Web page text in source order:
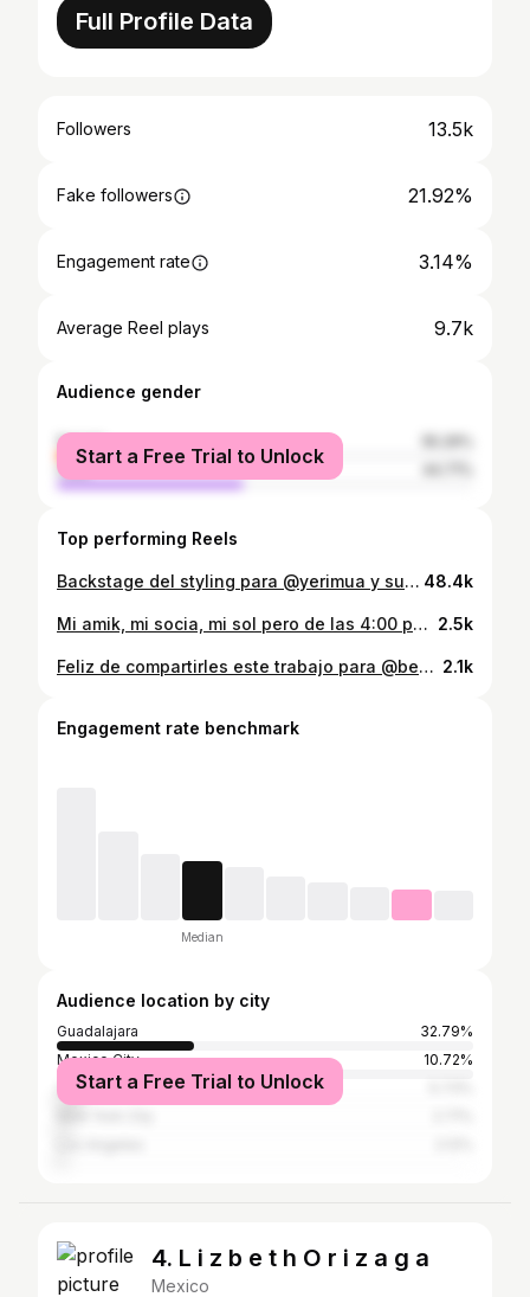
Full Profile Data
Followers 13.5k
Fake followers 21.92%
Engagement rate 3.14%
Average Reel plays 9.7k
Audience gender
female
male
Start a Free Trial to Unlock
Top performing Reels
Backstage del styling para @yerimua y su colaboración con @beautycreations.cosmetics 💖 maquillaje por el increíble @ltorresbeauty peinado por @cesarehl producción @bersagio ✨ #finalinesperado 48.4k
Mi amik, mi socia, mi sol pero de las 4:00 pm ¡ay KHE! @mariana_zaragoza te quiero mucho eres humilde mi chiquita por más proyectos juntos donde la diversión, el ri ri y nuestras mamis siempre nos acompañen 💛 Gracias @cristi_rosell 📸 @alice_ocer @nhcollectionguadalajara @propom_pr 💛 2.5k
Feliz de compartirles este trabajo para @benitosantosoficial 🤍 donde más que trabajo se sintió un bello paseo por bellas artes a puro posa que posa, los modelos perfectos para esta sesión fueron mi Amika la gran rostro @mariana_zaragoza 💕 y mi hermane también gran rostro @alexcarrascosa 🧚‍♂️💚 para @ghmanagement La fotografía es del más @hosseck el estilismo y dirección por la gran casa #LeStyleMaison o sea por @luisenriquebolivar y por mi, maquillaje y peinado por mi hermana @davidromanmakeup y gracias infinitas a @alcazar_azzy y @rafahell94 🌻🌞 2.1k
Engagement rate benchmark
Median
Audience location by city
Guadalajara
32.79%
Mexico City
10.72%
Zapopan
Start a Free Trial to Unlock
4. L i z b e t h O r i z a g a
Mexico